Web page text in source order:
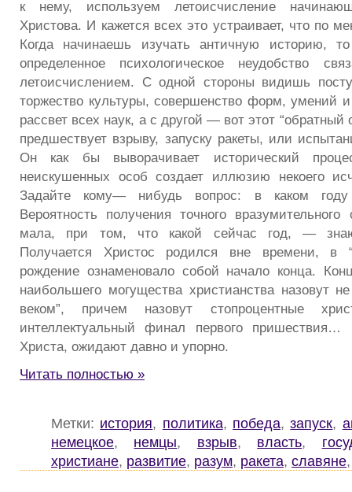
к нему, используем летоисчисление
Христова. И кажется всех это устраивает, что по
Когда начинаешь изучать античную историю,
определенное психологическое неудобство
летоисчислением. С одной стороны видишь
торжество культуры, совершенство форм, умений
рассвет всех наук, а с другой — вот этот “обратный
предшествует взрыву, запуску ракеты, или
Он как бы выворачивает исторический
неискушенных особ создает иллюзию некоего
Задайте кому— нибудь вопрос: в каком году
Вероятность получения точного вразумительного
мала, при том, что какой сейчас год, —
Получается Христос родился вне времени, в
рождение ознаменовало собой начало конца.
наибольшего могущества христианства назовут
веком”, причем назовут стопроцентные
интеллектуальный финал первого пришествия…
Христа, ожидают давно и упорно.
Читать полностью »
Метки: история, политика, победа,запуск,
немецкое, немцы, взрыв, власть,
христиане, развитие, разум, ракета, славяне